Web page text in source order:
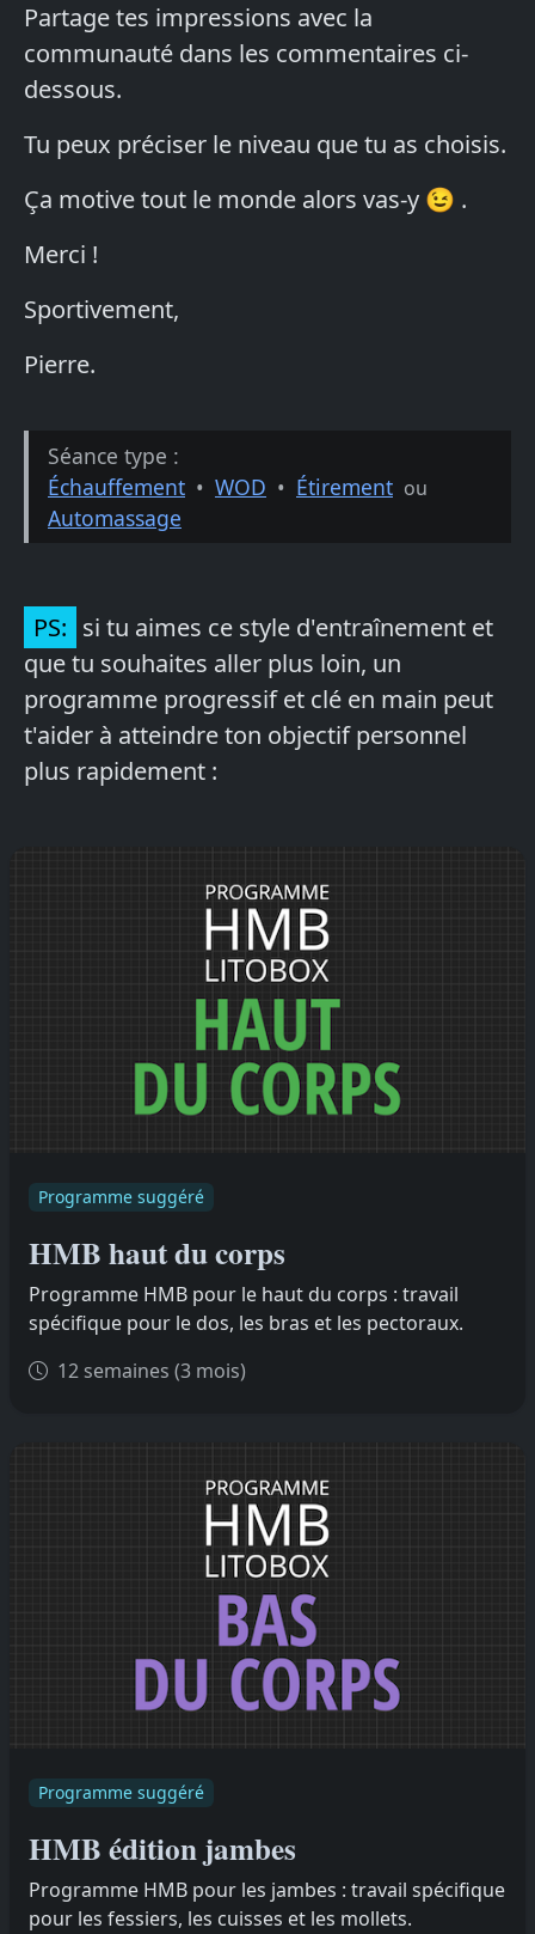
Partage tes impressions avec la
communauté dans les commentaires ci-
dessous.
Tu peux préciser le niveau que tu as choisis.
Ça motive tout le monde alors vas-y 😉 .
Merci !
Sportivement,
Pierre.
Séance type :
Échauffement • WOD • Étirement ou
Automassage
PS: si tu aimes ce style d'entraînement et
que tu souhaites aller plus loin, un
programme progressif et clé en main peut
t'aider à atteindre ton objectif personnel
plus rapidement :
Programme suggéré
HMB haut du corps
Programme HMB pour le haut du corps : travail
spécifique pour le dos, les bras et les pectoraux.
12 semaines (3 mois)
Programme suggéré
HMB édition jambes
Programme HMB pour les jambes : travail spécifique
pour les fessiers, les cuisses et les mollets.